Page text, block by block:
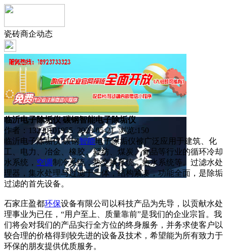
瓷砖商企动态
临沂电子除垢仪 碳钢智能电子除垢仪
作者：13230101955 2023-05-21 浏览:150
临沂电子除垢仪 碳钢智能电子除垢仪被广泛应用于建筑、化
工、电力、冶金、橡胶、轻纺、煤炭、食品等行业的循环冷却
水系统， 空调制冷系统，热交换系统，热水系统等。过滤水处
理器，集水处理与过滤于一体，结构紧凑，功能全面，是除垢
过滤的首先设备。
石家庄盈都环保设备有限公司以科技产品为先导，以贡献水处
理事业为已任，“用户至上、质量靠前”是我们的企业宗旨。我
们将会对我们的产品实行全方位的终身服务，并务求使客户以
较合理的价格得到较先进的设备及技术，希望能为所有致力于
环保的朋友提供优质服务。